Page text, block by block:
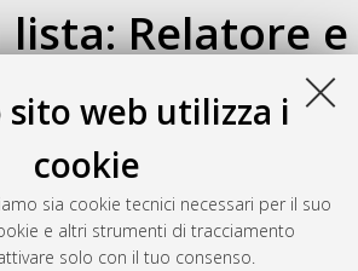
sito web utilizza i
cookie
sia cookie tecnici necessari per il suo
e altri strumenti di tracciamento
solo con il tuo consenso.
Relatore e
sottostante.